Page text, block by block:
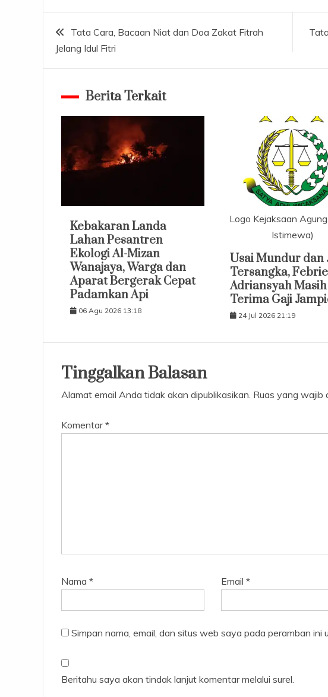
Navigasi
pos
Tata Cara, Bacaan Niat dan Doa Zakat Fitrah
Jelang Idul Fitri
Berita Terkait
Kebakaran Landa
Lahan Pesantren
Ekologi Al-Mizan
Wanajaya, Warga dan
Aparat Bergerak Cepat
Padamkan Api
06 Agu 2026 13:18
Logo Kejaksaan
Istimewa)
Usai Mundur dan
Tersangka, Febrie
Adriansyah Masih
Terima Gaji
24 Jul 2026 21:19
Tinggalkan Balasan
Alamat email Anda tidak akan dipublikasikan. Ruas yang wajib
Komentar*
Nama * Email *
Simpan nama, email, dan situs web saya pada peramban ini
Beritahu saya akan tindak lanjut komentar melalui surel.